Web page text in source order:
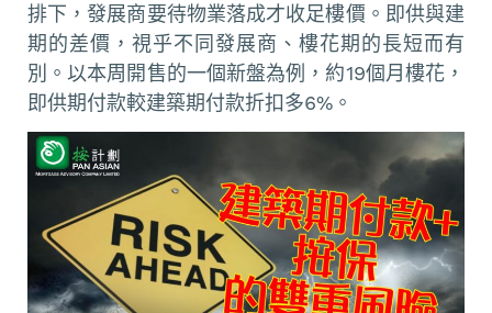
排下，發展商要待物業落成才收足樓價。即供與建
期的差價，視乎不同發展商、樓花期的長短而有
別。以本周開售的一個新盤為例，約19個月樓花，
即供期付款較建築期付款折扣多6%。